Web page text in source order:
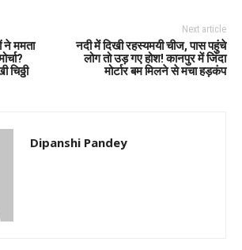
ने ममता
Next article
नदी में दिखी रहस्यमयी चीज, पास पहुंचे
लोग तो उड़ गए होश! कानपुर में जिंदा
मोर्टार बम मिलने से मचा हड़कंप
Dipanshi Pandey